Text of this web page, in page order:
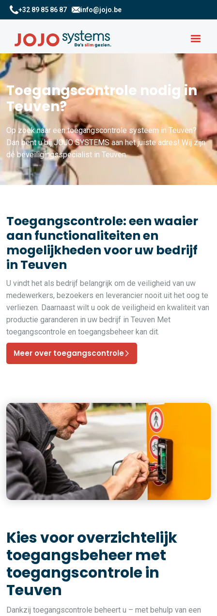
+32 89 85 86 87 info@jojo.be
Toegangscontrole nodig in
Teuven?
Op zoek naar een toegangscontrole systeem in Teuven?
Dan bent u bij JOJO SYSTEMS aan het juiste adres! Wij zijn
dé beveiligingsspecialist in Teuven.
Toegangscontrole: een waaier
aan functionaliteiten en
mogelijkheden voor uw bedrijf
in Teuven
U vindt het als bedrijf belangrijk om de veiligheid van uw
medewerkers, bezoekers en leverancier nooit uit het oog te
verliezen. Daarnaast wilt u ook de veiligheid en kwaliteit van
productie garanderen in uw bedrijf in Teuven Met
toegangscontrole en toegangsbeheer kan dit.
Meer over toegangscontrole
Kies voor overzichtelijk
toegangsbeheer met
toegangscontrole in
Teuven
Dankzij toegangscontrole beheert u – met behulp van een